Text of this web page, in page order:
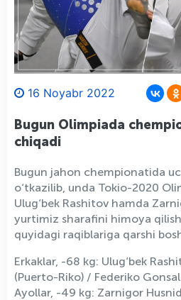
16 Noyabr 2022
Bugun Olimpiada
chiqadi
Bugun jahon chempionatida
o‘tkazilib, unda Tokio-2020
Ulug‘bek Rashitov hamda
yurtimiz sharafini himoya
quyidagi raqiblariga qarshi
Erkaklar, -68 kg: Ulug‘bek
(Puerto-Riko) / Federiko
Ayollar, -49 kg: Zarnigor